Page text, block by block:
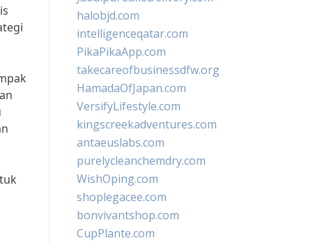
halobjd.com
intelligenceqatar.com
PikaPikaApp.com
takecareofbusinessdfw.org
HamadaOfJapan.com
VersifyLifestyle.com
kingscreekadventures.com
antaeuslabs.com
purelycleanchemdry.com
WishOping.com
shoplegacee.com
bonvivantshop.com
CupPlante.com